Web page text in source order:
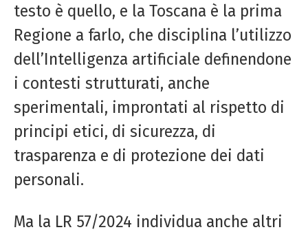
testo è quello, e la Toscana è la prima
Regione a farlo, che disciplina l’utilizzo
dell’Intelligenza artificiale definendone
i contesti strutturati, anche
sperimentali, improntati al rispetto di
principi etici, di sicurezza, di
trasparenza e di protezione dei dati
personali.
Ma la LR 57/2024 individua anche altri